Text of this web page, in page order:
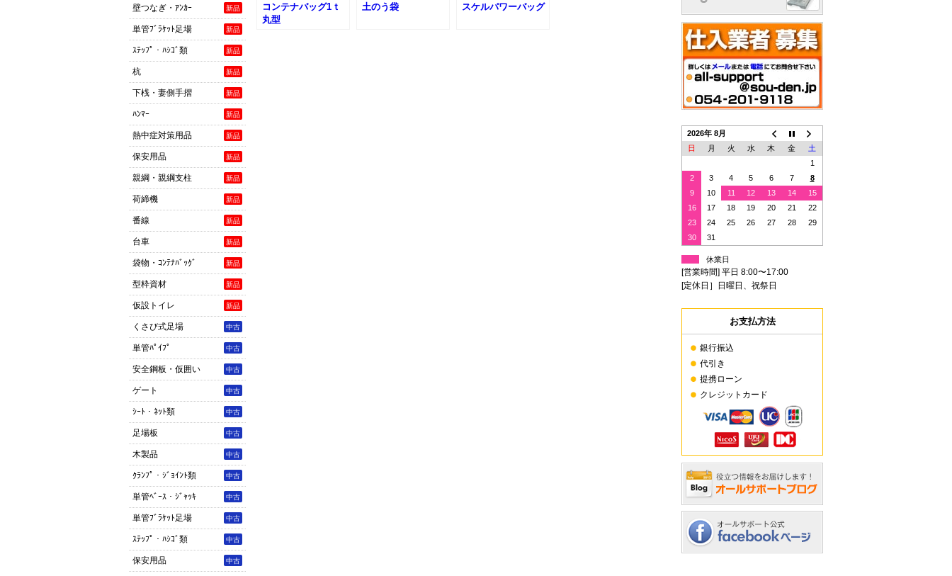
コンテナバッグ1ｔ
丸型
土のう袋 スケルパワーバッグ
新品
壁つなぎ・ｱﾝｶｰ
新品
単管ﾌﾞﾗｹｯﾄ足場
新品
ｽﾃｯﾌﾟ・ﾊｼｺﾞ類
新品
杭
新品
下桟・妻側手摺
新品
ﾊﾝﾏｰ
新品
熱中症対策用品
新品
保安用品
新品
親綱・親綱支柱
新品
荷締機
新品
番線
新品
台車
新品
袋物・ｺﾝﾃﾅﾊﾞｯｸﾞ
新品
型枠資材
新品
仮設トイレ
中古
くさび式足場
中古
単管ﾊﾟｲﾌﾟ
中古
安全鋼板・仮囲い
中古
ゲート
中古
ｼｰﾄ・ﾈｯﾄ類
中古
足場板
中古
木製品
中古
ｸﾗﾝﾌﾟ・ｼﾞｮｲﾝﾄ類
中古
単管ﾍﾞｰｽ・ｼﾞｬｯｷ
中古
単管ﾌﾞﾗｹｯﾄ足場
中古
ｽﾃｯﾌﾟ・ﾊｼｺﾞ類
中古
保安用品
2026年 8月
日
月 火 水 木 金
土
1
2
3 4 5 6 7
8
9
10 11 12 13 14
15
16
17 18 19 20 21
22
23
24 25 26 27 28
29
30
31
休業日
[営業時間] 平日 8:00〜17:00
[定休日］日曜日、祝祭日
お支払方法
銀行振込
代引き
提携ローン
クレジットカード